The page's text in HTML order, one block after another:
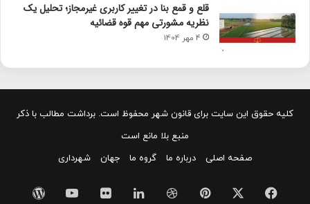
قلع و قمع بنا در تغییر کاربری غیرمجاز؛ تحلیل یک
نظریه مشورتی مهم قوه قضائیه
4 مهر 1404
کلیه حقوق این سایت برای قانون شهر محفوظ است. برداشت مطالب با ذکر
منبع بلا مانع است
صفحه اصلی
درباره ما گروه ما جهان شهرداری
فیسبوک پینتریستدریبببللینکداینتصاویریوتیوب